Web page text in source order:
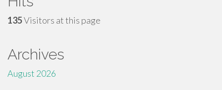
135Visitors at this page
Archives
August 2026